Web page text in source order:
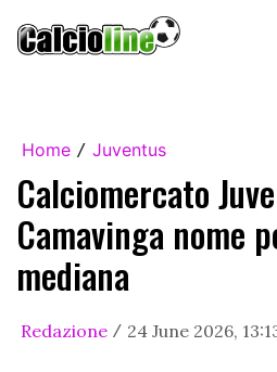
Home / Juventus
Calciomercato
Camavinga nome
mediana
Redazione / 24 June 2026,